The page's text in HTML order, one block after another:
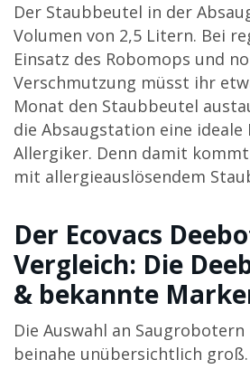
Der Staubbeutel in der
Volumen von 2,5 Litern. Bei
Einsatz des Robomops und
Verschmutzung müsst ihr
Monat den Staubbeutel
die Absaugstation eine ideale
Allergiker. Denn damit
mit allergieauslösendem
Der Ecovacs
Vergleich: Die
& bekannte
Die Auswahl an
beinahe unübersichtlich